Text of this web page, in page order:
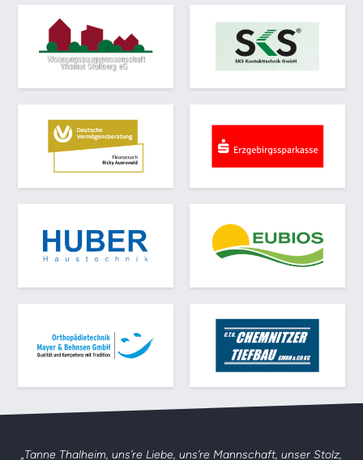
„Tanne Thalheim, uns’re Liebe, uns’re Mannschaft, unser Stolz,